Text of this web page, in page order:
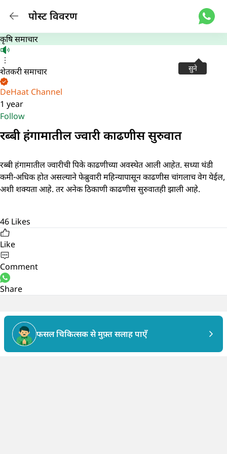
पोस्ट विवरण
सुने
कृषि समाचार
शेतकरी समाचार
DeHaat Channel
1 year
Follow
रब्बी हंगामातील ज्वारी काढणीस सुरुवात
रब्बी हंगामातील ज्वारीची पिके काढणीच्या अवस्थेत आली आहेत. सध्या थंडी
कमी-अधिक होत असल्याने फेब्रुवारी महिन्यापासून काढणीस चांगलाच वेग येईल,
अशी शक्यता आहे. तर अनेक ठिकाणी काढणीस सुरुवातही झाली आहे.
46 Likes
Like
Comment
Share
फसल चिकित्सक से मुफ़्त सलाह पाएँ